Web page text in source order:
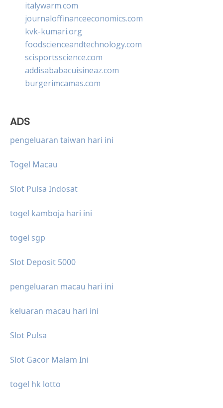
italywarm.com
journaloffinanceeconomics.com
kvk-kumari.org
foodscienceandtechnology.com
scisportsscience.com
addisababacuisineaz.com
burgerimcamas.com
ADS
pengeluaran taiwan hari ini
Togel Macau
Slot Pulsa Indosat
togel kamboja hari ini
togel sgp
Slot Deposit 5000
pengeluaran macau hari ini
keluaran macau hari ini
Slot Pulsa
Slot Gacor Malam Ini
togel hk lotto